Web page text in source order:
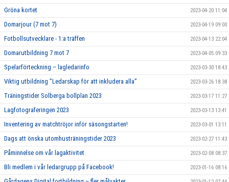
Gröna kortet 2023-04-20 11:04
Domarjour (7 mot 7) 2023-04-19 09:00
Fotbollsutvecklare - 1:a träffen 2023-04-13 22:04
Domarutbildning 7 mot 7 2023-04-05 09:33
Spelarförteckning – lagledarinfo 2023-03-30 18:43
Viktig utbildning ”Ledarskap för att inkludera alla” 2023-03-26 18:38
Träningstider Solberga bollplan 2023 2023-03-17 11:27
Lagfotograferingen 2023 2023-03-13 13:41
Inventering av matchtröjor inför säsongstarten! 2023-03-01 13:11
Dags att önska utomhusträningstider 2023 2023-02-27 11:43
Påminnelse om vår lagaktivitet 2023-02-08 08:37
Bli medlem i vår ledargrupp på Facebook! 2023-01-16 08:16